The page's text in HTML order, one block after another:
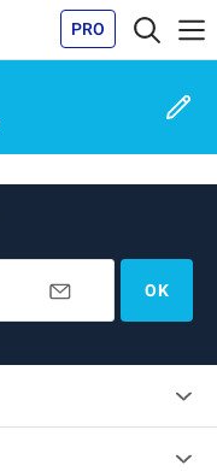
PRO
OK